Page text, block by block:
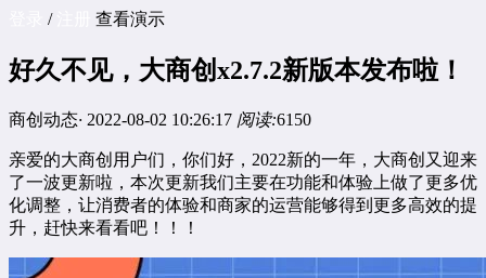
/注册 查看演示
好久不见，大商创x2.7.2新版本发布啦！
商创动态· 2022-08-02 10:26:17 阅读:6150
亲爱的大商创用户们，你们好，2022新的一年，大商创又迎来
了一波更新啦，本次更新我们主要在功能和体验上做了更多优
化调整，让消费者的体验和商家的运营能够得到更多高效的提
升，赶快来看看吧！！！